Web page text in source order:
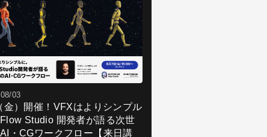
03
金）開催！VFXはよりシンプル
Studio 開発者が語る次世
・CGワークフロー【来日講